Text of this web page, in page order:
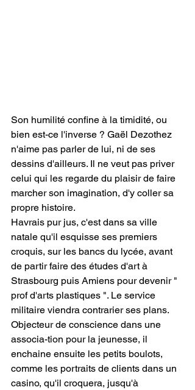
Son humilité confine à la timidité, ou
bien est-ce l'inverse ? Gaël Dezothez
n'aime pas parler de lui, ni de ses
dessins d'ailleurs. Il ne veut pas priver
celui qui les regarde du plaisir de faire
marcher son imagination, d'y coller sa
propre histoire.
Havrais pur jus, c'est dans sa ville
natale qu'il esquisse ses premiers
croquis, sur les bancs du lycée, avant
de partir faire des études d'art à
Strasbourg puis Amiens pour devenir "
prof d'arts plastiques ". Le service
militaire viendra contrarier ses plans.
Objecteur de conscience dans une
associa-tion pour la jeunesse, il
enchaine ensuite les petits boulots,
comme les portraits de clients dans un
casino, qu'il croquera, jusqu'à